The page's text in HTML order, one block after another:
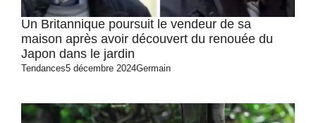
Un Britannique poursuit le vendeur de sa
maison après avoir découvert du renouée du
Japon dans le jardin
Tendances5 décembre 2024Germain